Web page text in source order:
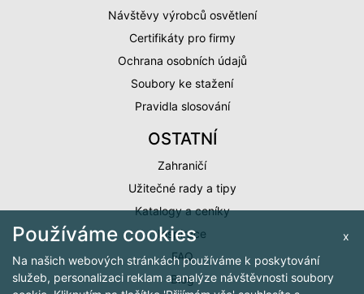
Návštěvy výrobců osvětlení
Certifikáty pro firmy
Ochrana osobních údajů
Soubory ke stažení
Pravidla slosování
OSTATNÍ
Zahraničí
Užitečné rady a tipy
Katalogy a ceníky
Inspirace
FAQ
Blog
x
Používáme cookies
Na našich webových stránkách používáme k poskytování
služeb, personalizaci reklam a analýze návštěvnosti soubory